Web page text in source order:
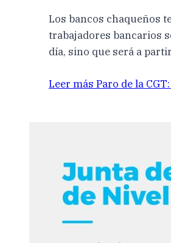
Los bancos chaqueños
trabajadores bancarios
día, sino que será a
Leer más Paro de la